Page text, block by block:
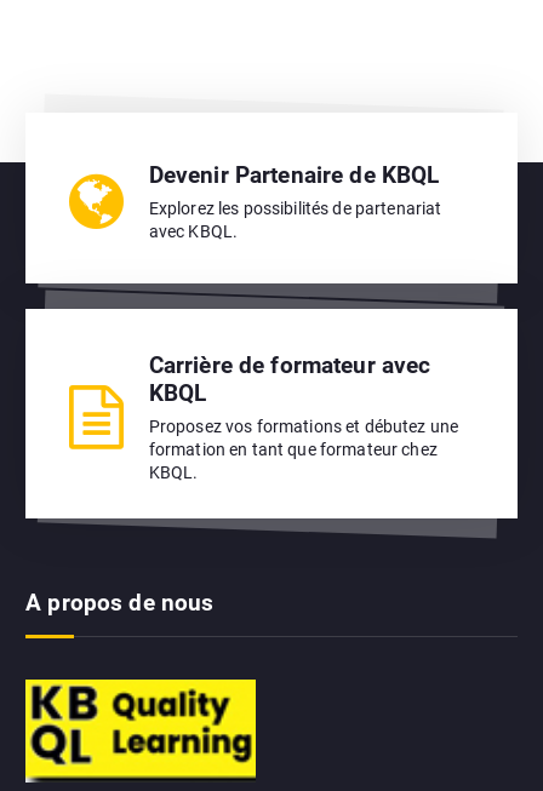
Devenir Partenaire de KBQL
Explorez les possibilités de partenariat
avec KBQL.
Carrière de formateur avec
KBQL
Proposez vos formations et débutez une
formation en tant que formateur chez
KBQL.
A propos de nous